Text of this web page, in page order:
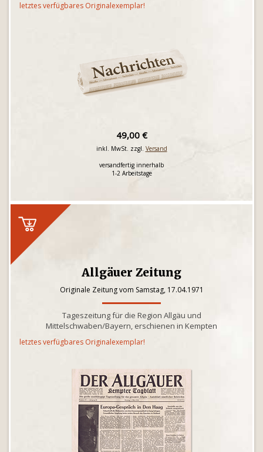
letztes verfügbares Originalexemplar!
49,00 €
inkl. MwSt. zzgl. Versand
versandfertig innerhalb
1-2 Arbeitstage
Allgäuer Zeitung
Originale Zeitung vom Samstag, 17.04.1971
Tageszeitung für die Region Allgäu und
Mittelschwaben/Bayern, erschienen in Kempten
letztes verfügbares Originalexemplar!